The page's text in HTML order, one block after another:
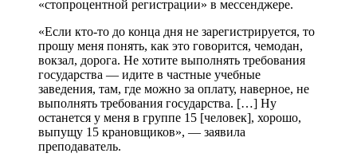
«стопроцентной регистрации» в мессенджере.
«Если кто-то до конца дня не зарегистрируется, то
прошу меня понять, как это говорится, чемодан,
вокзал, дорога. Не хотите выполнять требования
государства — идите в частные учебные
заведения, там, где можно за оплату, наверное, не
выполнять требования государства. […] Ну
останется у меня в группе 15 [человек], хорошо,
выпущу 15 крановщиков», — заявила
преподаватель.